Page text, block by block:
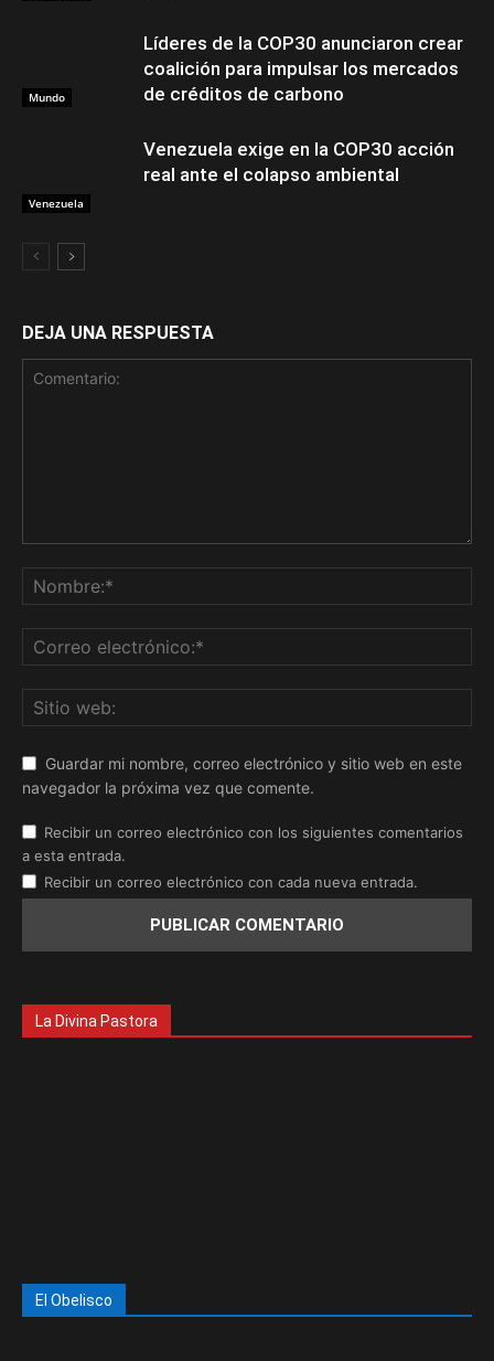
Mundo
Líderes de la COP30 anunciaron crear
coalición para impulsar los mercados
de créditos de carbono
Venezuela
Venezuela exige en la COP30 acción
real ante el colapso ambiental
DEJA UNA RESPUESTA
Guardar mi nombre, correo electrónico y sitio web en este
navegador la próxima vez que comente.
Recibir un correo electrónico con los siguientes comentarios
a esta entrada.
Recibir un correo electrónico con cada nueva entrada.
La Divina Pastora
El Obelisco